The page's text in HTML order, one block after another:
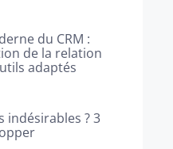
du CRM :
de la relation
adaptés
indésirables ? 3